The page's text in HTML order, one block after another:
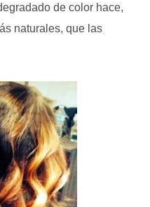
de color hace,
naturales, que las